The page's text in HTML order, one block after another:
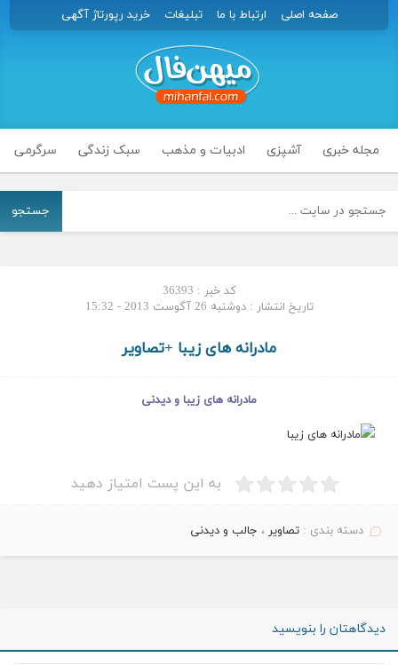
صفحه اصلی ارتباط با ما تبلیغات خرید رپورتاژ آگهی
مجله خبری آشپزی ادبیات و مذهب سبک زندگی سرگرمی
جستجو
کد خبر : 36393
تاریخ انتشار : دوشنبه 26 آگوست 2013 - 15:32
مادرانه های زیبا +تصاویر
مادرانه های زیبا و دیدنی
به این پست امتیاز دهید
دسته بندی :تصاویر ، جالب و دیدنی
دیدگاهتان را بنویسید